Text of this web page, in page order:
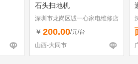
石头扫地机
深圳市龙岗区诚一心家电维修店
（个体工商户）
￥ 200.00/元/台
山西-大同市